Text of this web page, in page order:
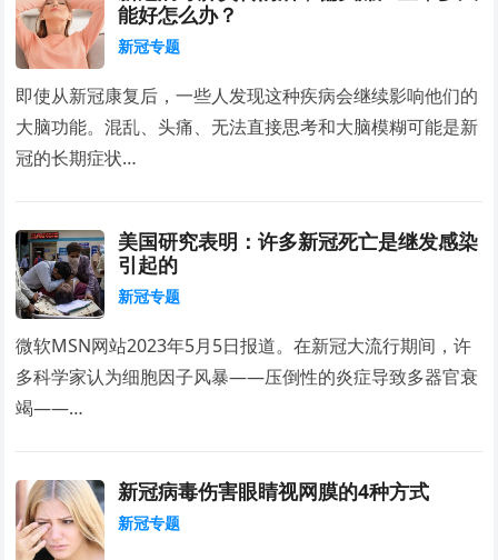
能好怎么办？
新冠专题
即使从新冠康复后，一些人发现这种疾病会继续影响他们的
大脑功能。混乱、头痛、无法直接思考和大脑模糊可能是新
冠的长期症状…
美国研究表明：许多新冠死亡是继发感染
引起的
新冠专题
微软MSN网站2023年5月5日报道。在新冠大流行期间，许
多科学家认为细胞因子风暴——压倒性的炎症导致多器官衰
竭——…
新冠病毒伤害眼睛视网膜的4种方式
新冠专题